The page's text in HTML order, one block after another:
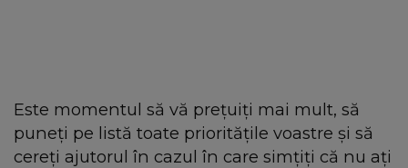
Este momentul să vă prețuiți mai mult, să
puneți pe listă toate prioritățile voastre și să
cereți ajutorul în cazul în care simțiți că nu ați